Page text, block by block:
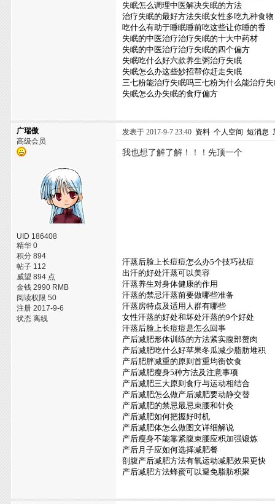
失眠怎么调理中医解决失眠的方法
治疗失眠的最好方法失眠女性多吃九种食物
吃什么有助于睡眠睡前吃这些让你睡的香
失眠的中医治疗治疗失眠的十大中药材
失眠的中医治疗治疗失眠的四个偏方
失眠吃什么好六款养生粥治疗失眠
失眠怎么办这些妙招帮你赶走失眠
三七粉能治疗失眠吗三七粉为什么能治疗
失眠怎么办失眠的食疗偏方
广瑞傲
高级会员
UID 186408
精华 0
积分 894
帖子 112
威望 894 点
金钱 2990 RMB
阅读权限 50
注册 2017-9-6
状态 离线
发表于 2017-9-7 23:40 资料 个人空间 短消息
我也想了解了解！！！先顶一个
汗蒸后脸上长痘痘怎么办5个技巧祛痘
出汗的好处汗蒸可以美容
汗蒸养生对身体健康的作用
汗蒸的禁忌汗蒸前要做哪些准备
汗蒸房特点及适用人群有哪些
女性汗蒸的好处和坏处汗蒸的9个好处
汗蒸后脸上长痘痘是怎么回事
产后减肥形体训练的方法紧实腹部赘肉
产后减肥吃什么好苹果冬瓜减少脂肪堆积
产后肥胖减重的原则首重均衡饮食
产后减肥瘦身5种方法及注意事项
产后减肥三大原则食疗与运动相结合
产后减肥怎么做产后减肥要动静交替
产后减肥的禁忌最忌束腰和针灸
产后减肥如何把握好时机
产后减肥体怎么做图文详细解说
产后瘦身不能靠紧腹束腰应积加强锻炼
产后月子应如何选择减肥餐
剖腹产后减肥方法有氧运动减肥效果更快
产后减肥方法蜂蜜可以避免脂肪积聚